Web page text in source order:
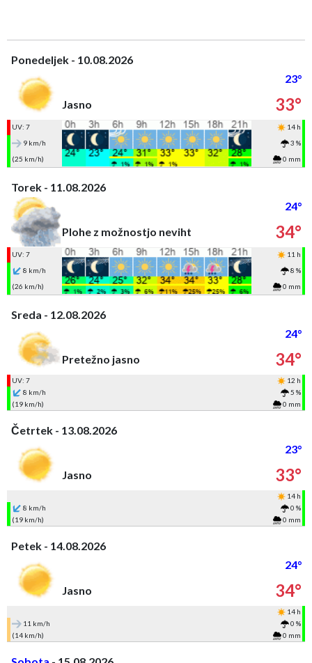
Ponedeljek - 10.08.2026
23°
Jasno
33°
UV: 7
14 h
9 km/h
3 %
(25 km/h)
0 mm
Torek - 11.08.2026
24°
Plohe z možnostjo neviht
34°
UV: 7
11 h
8 km/h
8 %
(26 km/h)
0 mm
Sreda - 12.08.2026
24°
Pretežno jasno
34°
UV: 7
12 h
8 km/h
5 %
(19 km/h)
0 mm
Četrtek - 13.08.2026
23°
Jasno
33°
14 h
8 km/h
0 %
(19 km/h)
0 mm
Petek - 14.08.2026
24°
Jasno
34°
14 h
11 km/h
0 %
(14 km/h)
0 mm